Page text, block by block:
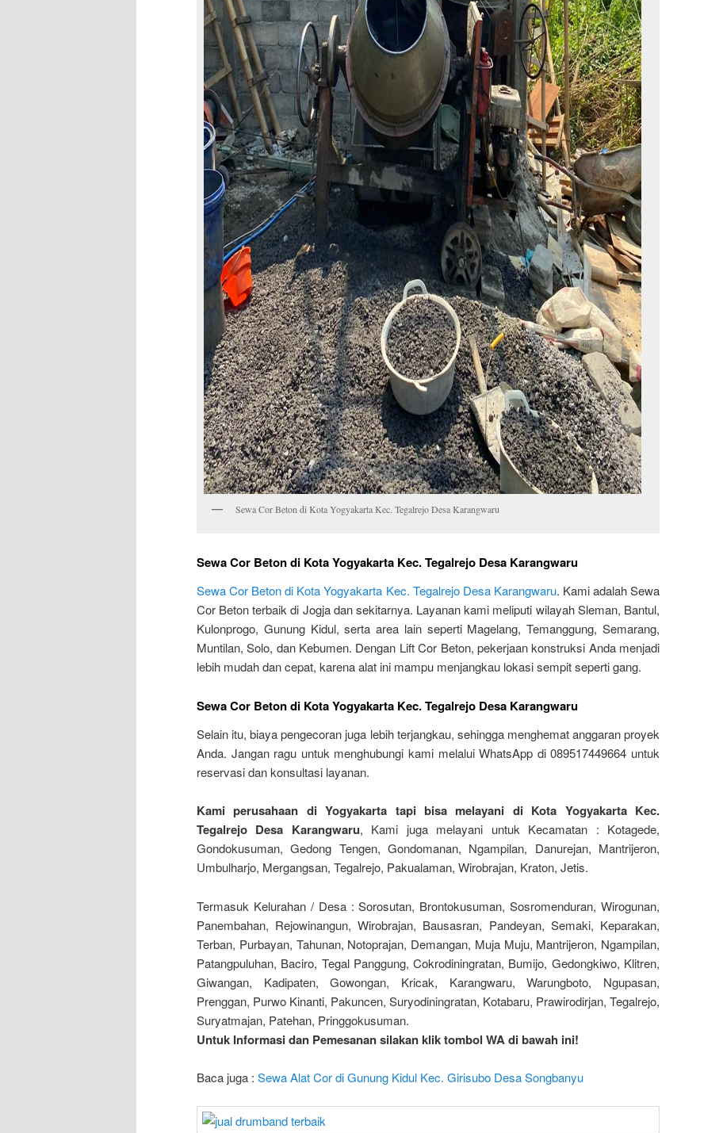
Sewa Cor Beton di Kota Yogyakarta Kec. Tegalrejo Desa Karangwaru
Sewa Cor Beton di Kota Yogyakarta Kec. Tegalrejo Desa Karangwaru
Sewa Cor Beton di Kota Yogyakarta Kec. Tegalrejo Desa Karangwaru. Kami adalah Sewa
Cor Beton terbaik di Jogja dan sekitarnya. Layanan kami meliputi wilayah Sleman, Bantul,
Kulonprogo, Gunung Kidul, serta area lain seperti Magelang, Temanggung, Semarang,
Muntilan, Solo, dan Kebumen. Dengan Lift Cor Beton, pekerjaan konstruksi Anda menjadi
lebih mudah dan cepat, karena alat ini mampu menjangkau lokasi sempit seperti gang.
Sewa Cor Beton di Kota Yogyakarta Kec. Tegalrejo Desa Karangwaru
Selain itu, biaya pengecoran juga lebih terjangkau, sehingga menghemat anggaran proyek
Anda. Jangan ragu untuk menghubungi kami melalui WhatsApp di 089517449664 untuk
reservasi dan konsultasi layanan.
Kami perusahaan di Yogyakarta tapi bisa melayani di Kota Yogyakarta Kec.
Tegalrejo Desa Karangwaru, Kami juga melayani untuk Kecamatan : Kotagede,
Gondokusuman, Gedong Tengen, Gondomanan, Ngampilan, Danurejan, Mantrijeron,
Umbulharjo, Mergangsan, Tegalrejo, Pakualaman, Wirobrajan, Kraton, Jetis.
Termasuk Kelurahan / Desa : Sorosutan, Brontokusuman, Sosromenduran, Wirogunan,
Panembahan, Rejowinangun, Wirobrajan, Bausasran, Pandeyan, Semaki, Keparakan,
Terban, Purbayan, Tahunan, Notoprajan, Demangan, Muja Muju, Mantrijeron, Ngampilan,
Patangpuluhan, Baciro, Tegal Panggung, Cokrodiningratan, Bumijo, Gedongkiwo, Klitren,
Giwangan, Kadipaten, Gowongan, Kricak, Karangwaru, Warungboto, Ngupasan,
Prenggan, Purwo Kinanti, Pakuncen, Suryodiningratan, Kotabaru, Prawirodirjan, Tegalrejo,
Suryatmajan, Patehan, Pringgokusuman.
Untuk Informasi dan Pemesanan silakan klik tombol WA di bawah ini!
Baca juga : Sewa Alat Cor di Gunung Kidul Kec. Girisubo Desa Songbanyu